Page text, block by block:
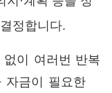
정합니다.
이 여러번 반복
자금이 필요한